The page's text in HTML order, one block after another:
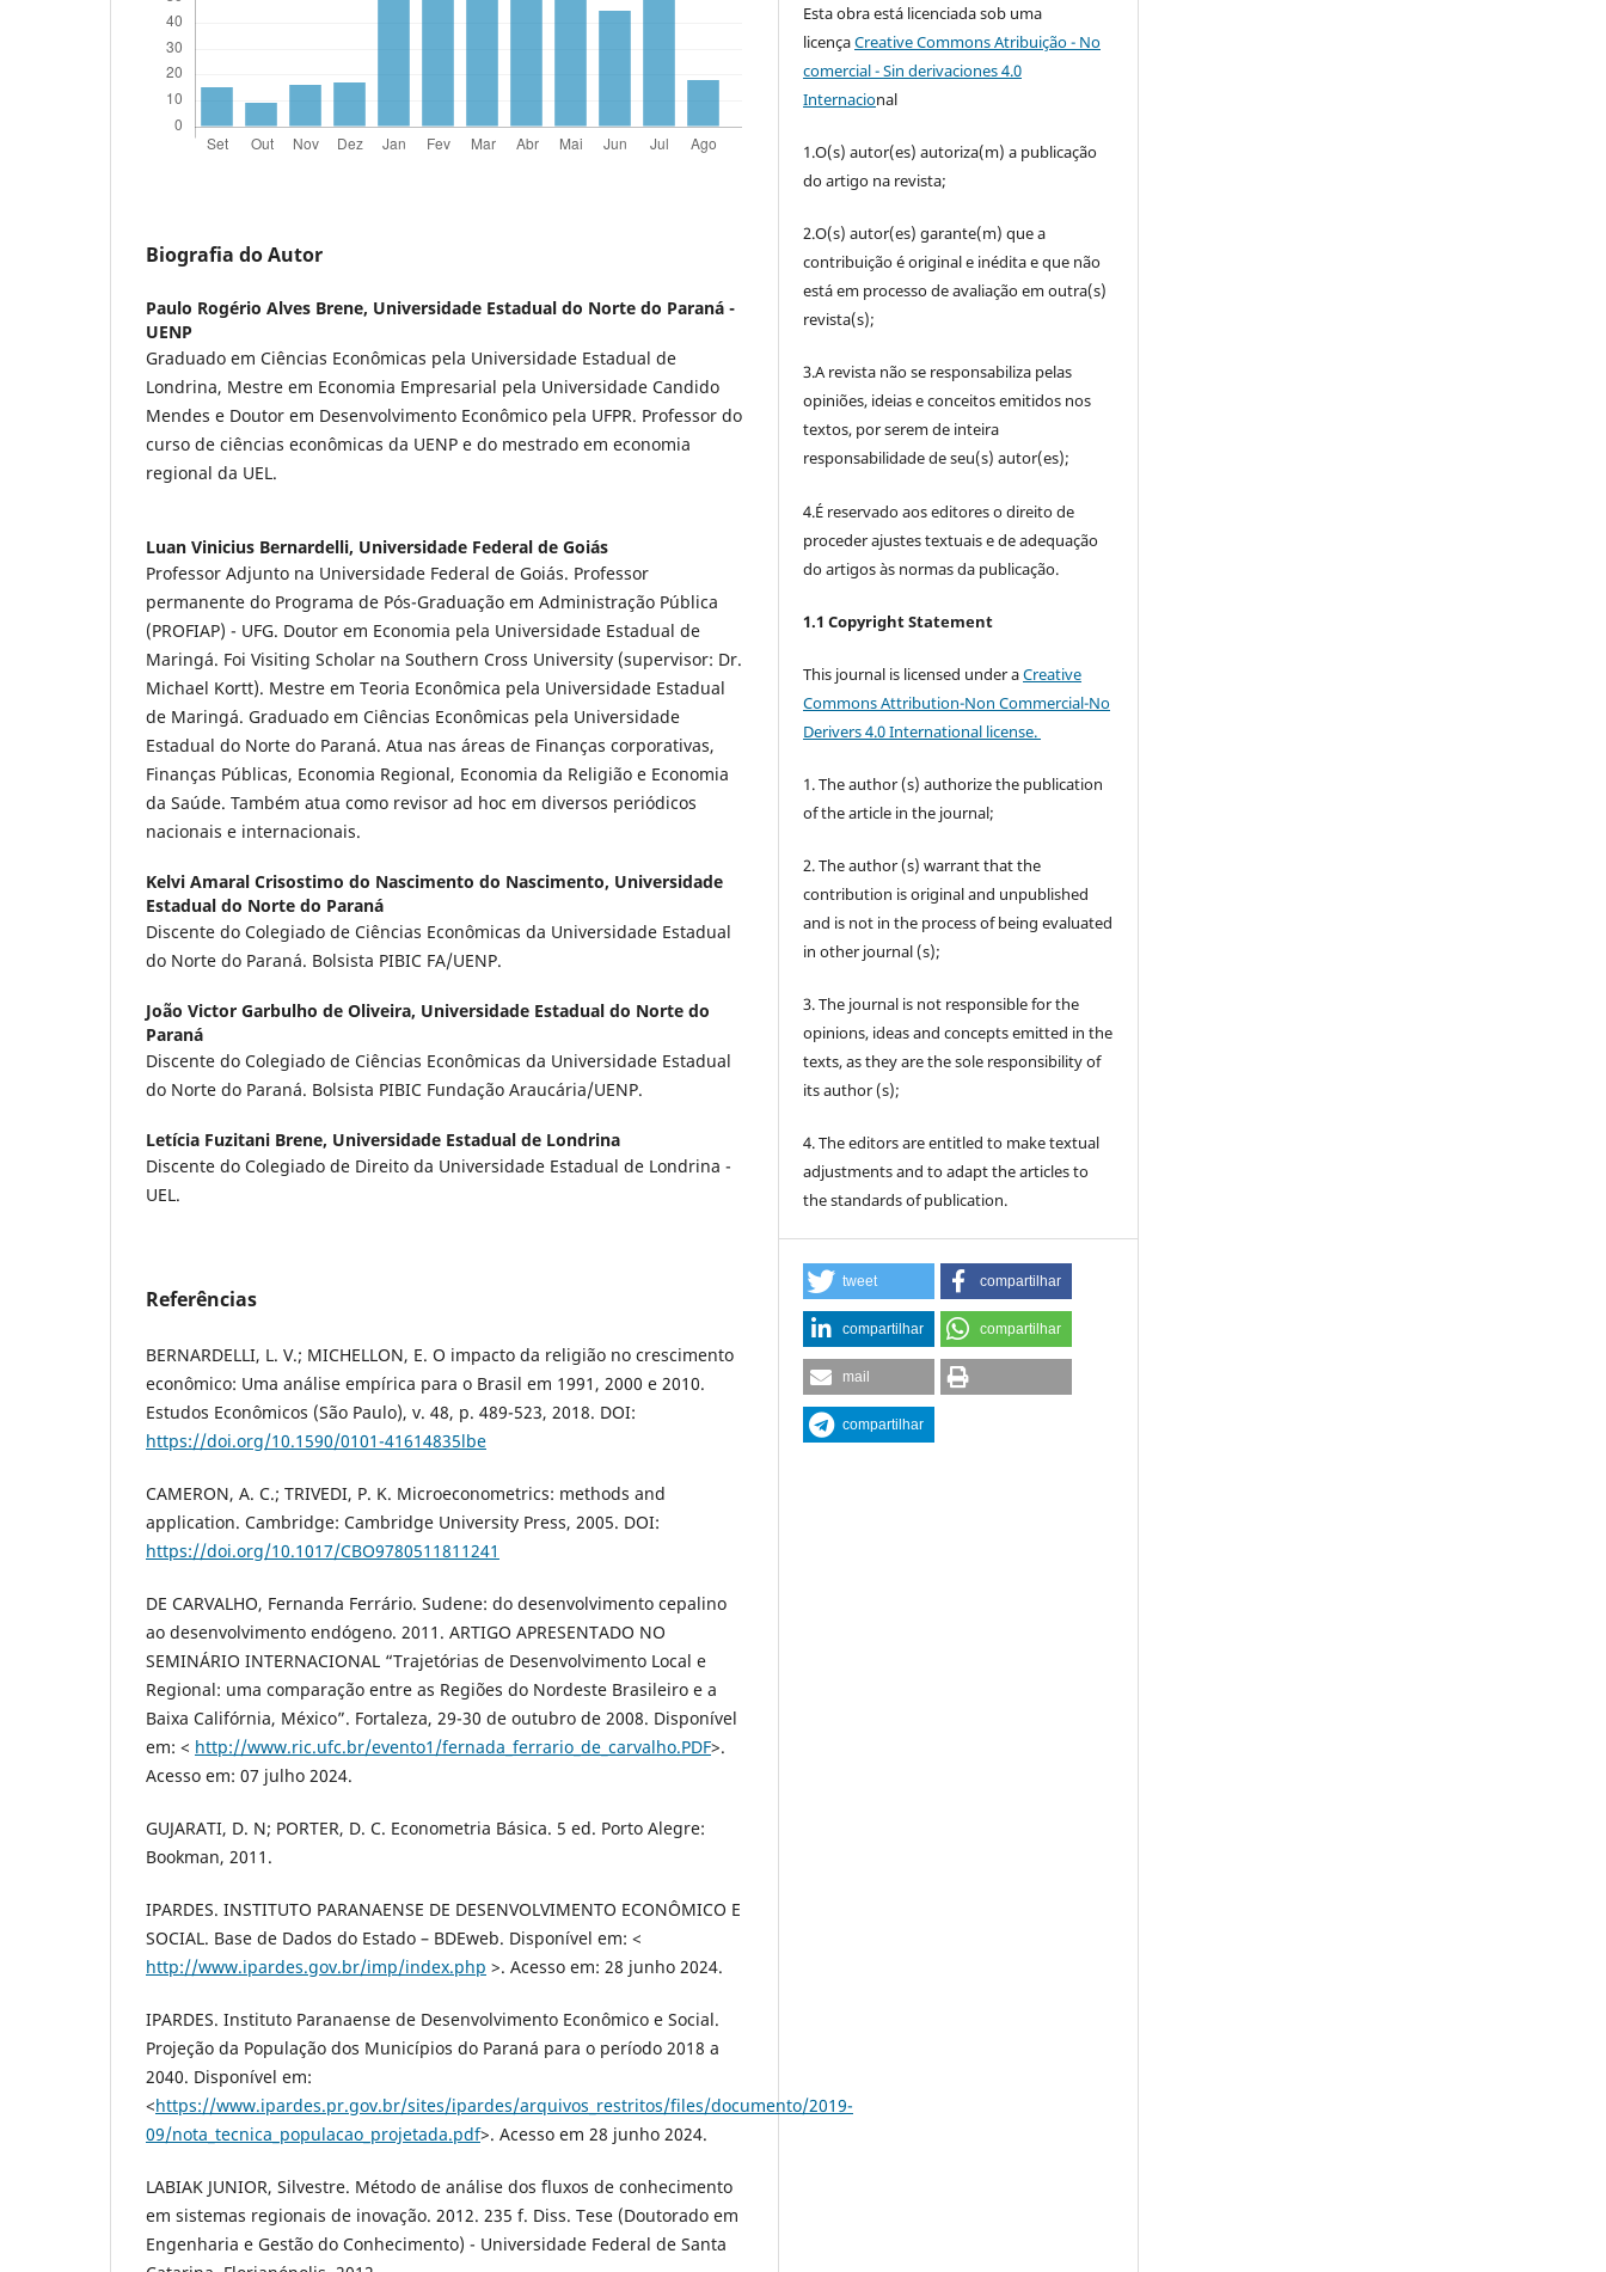
Biografia do Autor
Paulo Rogério Alves Brene, Universidade Estadual do Norte do Paraná -
UENP
Graduado em Ciências Econômicas pela Universidade Estadual de
Londrina, Mestre em Economia Empresarial pela Universidade Candido
Mendes e Doutor em Desenvolvimento Econômico pela UFPR. Professor do
curso de ciências econômicas da UENP e do mestrado em economia
regional da UEL.
Luan Vinicius Bernardelli, Universidade Federal de Goiás
Professor Adjunto na Universidade Federal de Goiás. Professor
permanente do Programa de Pós-Graduação em Administração Pública
(PROFIAP) - UFG. Doutor em Economia pela Universidade Estadual de
Maringá. Foi Visiting Scholar na Southern Cross University (supervisor: Dr.
Michael Kortt). Mestre em Teoria Econômica pela Universidade Estadual
de Maringá. Graduado em Ciências Econômicas pela Universidade
Estadual do Norte do Paraná. Atua nas áreas de Finanças corporativas,
Finanças Públicas, Economia Regional, Economia da Religião e Economia
da Saúde. Também atua como revisor ad hoc em diversos periódicos
nacionais e internacionais.
Kelvi Amaral Crisostimo do Nascimento do Nascimento, Universidade
Estadual do Norte do Paraná
Discente do Colegiado de Ciências Econômicas da Universidade Estadual
do Norte do Paraná. Bolsista PIBIC FA/UENP.
João Victor Garbulho de Oliveira, Universidade Estadual do Norte do
Paraná
Discente do Colegiado de Ciências Econômicas da Universidade Estadual
do Norte do Paraná. Bolsista PIBIC Fundação Araucária/UENP.
Letícia Fuzitani Brene, Universidade Estadual de Londrina
Discente do Colegiado de Direito da Universidade Estadual de Londrina -
UEL.
Referências
BERNARDELLI, L. V.; MICHELLON, E. O impacto da religião no crescimento
econômico: Uma análise empírica para o Brasil em 1991, 2000 e 2010.
Estudos Econômicos (São Paulo), v. 48, p. 489-523, 2018. DOI:
https://doi.org/10.1590/0101-41614835lbe
CAMERON, A. C.; TRIVEDI, P. K. Microeconometrics: methods and
application. Cambridge: Cambridge University Press, 2005. DOI:
https://doi.org/10.1017/CBO9780511811241
DE CARVALHO, Fernanda Ferrário. Sudene: do desenvolvimento cepalino
ao desenvolvimento endógeno. 2011. ARTIGO APRESENTADO NO
SEMINÁRIO INTERNACIONAL “Trajetórias de Desenvolvimento Local e
Regional: uma comparação entre as Regiões do Nordeste Brasileiro e a
Baixa Califórnia, México”. Fortaleza, 29-30 de outubro de 2008. Disponível
em: < http://www.ric.ufc.br/evento1/fernada_ferrario_de_carvalho.PDF>.
Acesso em: 07 julho 2024.
GUJARATI, D. N; PORTER, D. C. Econometria Básica. 5 ed. Porto Alegre:
Bookman, 2011.
IPARDES. INSTITUTO PARANAENSE DE DESENVOLVIMENTO ECONÔMICO E
SOCIAL. Base de Dados do Estado – BDEweb. Disponível em: <
http://www.ipardes.gov.br/imp/index.php >. Acesso em: 28 junho 2024.
IPARDES. Instituto Paranaense de Desenvolvimento Econômico e Social.
Projeção da População dos Municípios do Paraná para o período 2018 a
2040. Disponível em:
<https://www.ipardes.pr.gov.br/sites/ipardes/arquivos_restritos/files/documento/2019-
09/nota_tecnica_populacao_projetada.pdf>. Acesso em 28 junho 2024.
LABIAK JUNIOR, Silvestre. Método de análise dos fluxos de conhecimento
em sistemas regionais de inovação. 2012. 235 f. Diss. Tese (Doutorado em
Engenharia e Gestão do Conhecimento) - Universidade Federal de Santa
Esta obra está licenciada sob uma
licençaCreative Commons Atribuição - No
comercial - Sin derivaciones 4.0
Internacional
1.O(s) autor(es) autoriza(m) a publicação
do artigo na revista;
2.O(s) autor(es) garante(m) que a
contribuição é original e inédita e que não
está em processo de avaliação em outra(s)
revista(s);
3.A revista não se responsabiliza pelas
opiniões, ideias e conceitos emitidos nos
textos, por serem de inteira
responsabilidade de seu(s) autor(es);
4.É reservado aos editores o direito de
proceder ajustes textuais e de adequação
do artigos às normas da publicação.
1.1 Copyright Statement
This journal is licensed under aCreative
Commons Attribution-Non Commercial-No
Derivers 4.0 International license.
1. The author (s) authorize the publication
of the article in the journal;
2. The author (s) warrant that the
contribution is original and unpublished
and is not in the process of being evaluated
in other journal (s);
3. The journal is not responsible for the
opinions, ideas and concepts emitted in the
texts, as they are the sole responsibility of
its author (s);
4. The editors are entitled to make textual
adjustments and to adapt the articles to
the standards of publication.
tweet compartilhar
compartilhar compartilhar
mail
compartilhar